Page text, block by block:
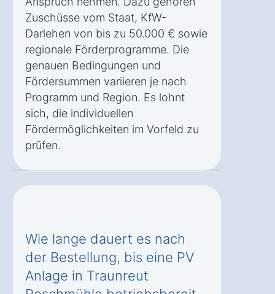
Zuschüsse vom Staat, KfW-
Darlehen von bis zu 50.000 € sowie
regionale Förderprogramme. Die
genauen Bedingungen und
Fördersummen variieren je nach
Programm und Region. Es lohnt
sich, die individuellen
Fördermöglichkeiten im Vorfeld zu
prüfen.
Wie lange dauert es nach
der Bestellung, bis eine PV
Anlage in Traunreut